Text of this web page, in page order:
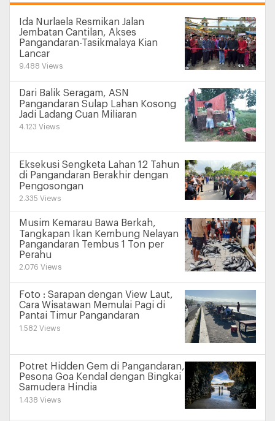
Ida Nurlaela Resmikan Jalan
Jembatan Cantilan, Akses
Pangandaran-Tasikmalaya Kian
Lancar
9.488 Views
Dari Balik Seragam, ASN
Pangandaran Sulap Lahan Kosong
Jadi Ladang Cuan Miliaran
4.123 Views
Eksekusi Sengketa Lahan 12 Tahun
di Pangandaran Berakhir dengan
Pengosongan
2.335 Views
Musim Kemarau Bawa Berkah,
Tangkapan Ikan Kembung Nelayan
Pangandaran Tembus 1 Ton per
Perahu
2.076 Views
Foto : Sarapan dengan View Laut,
Cara Wisatawan Memulai Pagi di
Pantai Timur Pangandaran
1.582 Views
Potret Hidden Gem di Pangandaran,
Pesona Goa Kendal dengan Bingkai
Samudera Hindia
1.438 Views